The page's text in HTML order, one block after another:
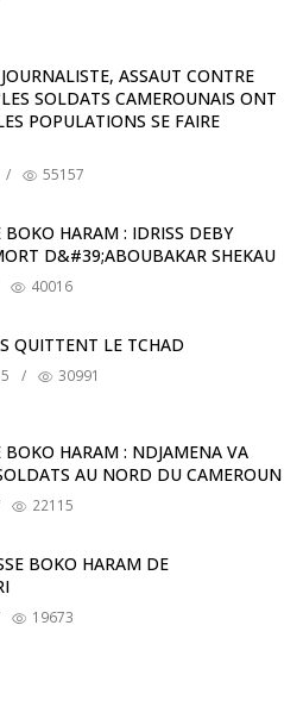
ASSAUT CONTRE
SOLDATS CAMEROUNAIS ONT
POPULATIONS SE FAIRE
/ 55157
HARAM : IDRISS DEBY
D&#39;ABOUBAKAR SHEKAU
40016
QUITTENT LE TCHAD
/ 30991
BOKO HARAM : NDJAMENA VA
AU NORD DU CAMEROUN
22115
BOKO HARAM DE
19673